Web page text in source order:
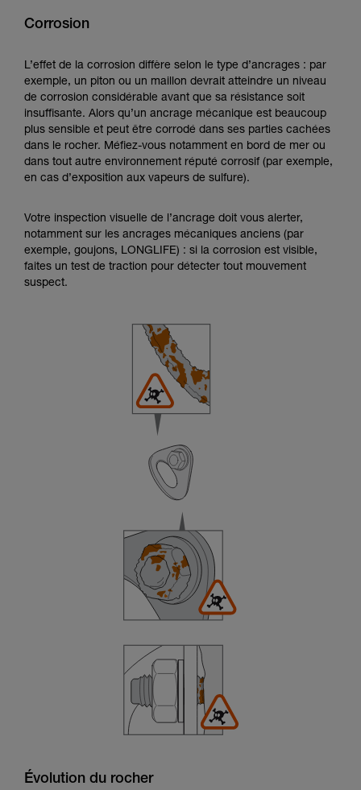
Corrosion
L’effet de la corrosion diffère selon le type d’ancrages : par
exemple, un piton ou un maillon devrait atteindre un niveau
de corrosion considérable avant que sa résistance soit
insuffisante. Alors qu’un ancrage mécanique est beaucoup
plus sensible et peut être corrodé dans ses parties cachées
dans le rocher. Méfiez-vous notamment en bord de mer ou
dans tout autre environnement réputé corrosif (par exemple,
en cas d’exposition aux vapeurs de sulfure).
Votre inspection visuelle de l’ancrage doit vous alerter,
notamment sur les ancrages mécaniques anciens (par
exemple, goujons, LONGLIFE) : si la corrosion est visible,
faites un test de traction pour détecter tout mouvement
suspect.
Évolution du rocher